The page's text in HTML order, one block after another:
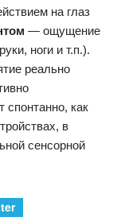
на глаз
— ощущение
ноги и т.п.).
реально
спонтанно, как
в
сенсорной